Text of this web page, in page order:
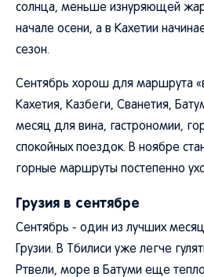
солнца, меньше изнуряющей
начале осени, а в Кахетии
сезон.
Сентябрь хорош для маршрута
Кахетия, Казбеги, Сванетия,
месяц для вина, гастрономии,
спокойных поездок. В ноябре
горные маршруты постепенно
Грузия в сентябре
Сентябрь - один из лучших
Грузии. В Тбилиси уже легче
Ртвели, море в Батуми еще